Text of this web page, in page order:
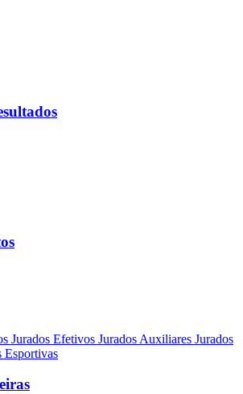
Jurados Efetivos Jurados Auxiliares Jurados
Esportivas